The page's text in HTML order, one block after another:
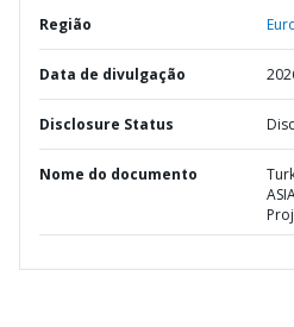
Região
Data de divulgação
Disclosure Status
Nome do documento